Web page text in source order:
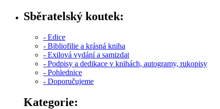
Sběratelský koutek:
- Edice
- Bibliofilie a krásná kniha
- Exilová vydání a samizdat
- Podpisy a dedikace v knihách, autogramy, rukopisy
- Pohlednice
- Doporučujeme
Kategorie: